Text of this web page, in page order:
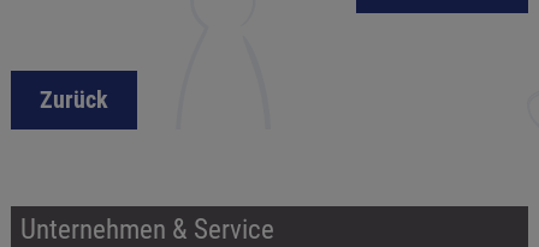
Zurück
Unternehmen & Service